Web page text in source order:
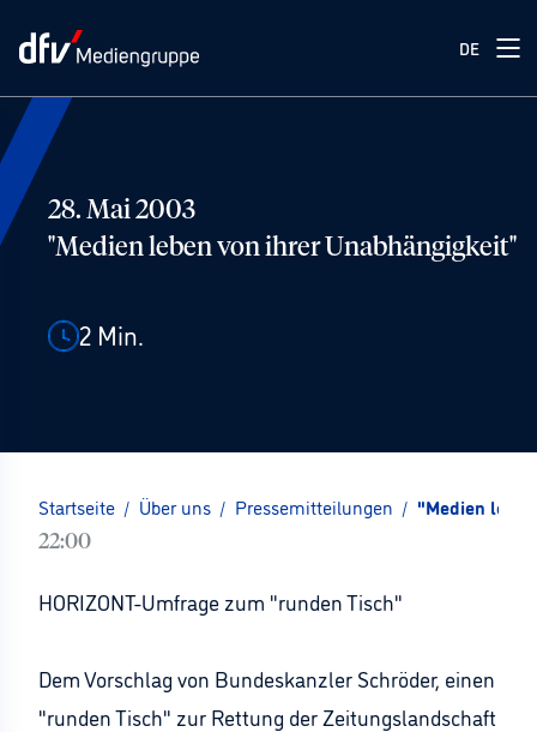
DE
28. Mai 2003
"Medien leben von ihrer Unabhängigkeit"
2 Min.
Startseite / Über uns / Pressemitteilungen / "Medien
22:00
HORIZONT-Umfrage zum "runden Tisch"
Dem Vorschlag von Bundeskanzler Schröder, einen
"runden Tisch" zur Rettung der Zeitungslandschaft